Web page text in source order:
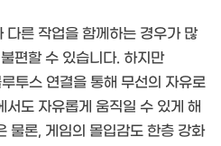
다른 작업을 함께하는 경우가 많
편할 수 있습니다. 하지만
스 연결을 통해 무선의 자유로
도 자유롭게 움직일 수 있게 해
물론, 게임의 몰입감도 한층 강화